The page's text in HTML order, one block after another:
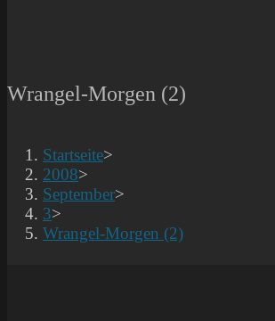
Wrangel-Morgen (2)
Startseite>
2008>
September>
3>
Wrangel-Morgen (2)